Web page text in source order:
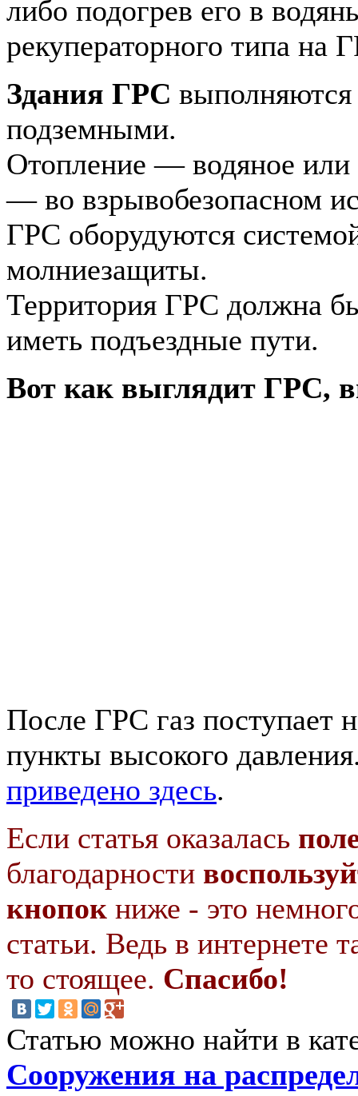
либо подогрев его в
рекуператорного типа на
Здания ГРС
подземными.
Отопление — водяное или
— во взрывобезопасном
ГРС оборудуются
молниезащиты.
Территория ГРС должна
иметь подъездные пути.
Вот как выглядит ГРС,
После ГРС газ поступает
пункты высокого
приведено здесь.
Если статья оказалась
благодарности
кнопок ниже - это
статьи. Ведь в интернете
то стоящее. Спасибо!
Статью можно найти в
Сооружения на